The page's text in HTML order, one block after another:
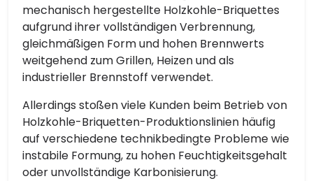
mechanisch hergestellte Holzkohle-Briquettes
aufgrund ihrer vollständigen Verbrennung,
gleichmäßigen Form und hohen Brennwerts
weitgehend zum Grillen, Heizen und als
industrieller Brennstoff verwendet.
Allerdings stoßen viele Kunden beim Betrieb von
Holzkohle-Briquetten-Produktionslinien häufig
auf verschiedene technikbedingte Probleme wie
instabile Formung, zu hohen Feuchtigkeitsgehalt
oder unvollständige Karbonisierung.